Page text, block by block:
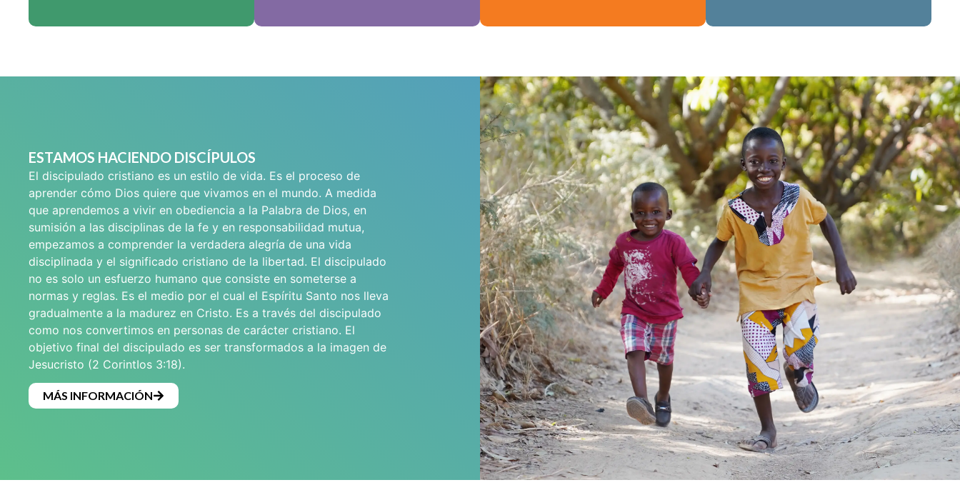
ESTAMOS HACIENDO DISCÍPULOS
El discipulado cristiano es un estilo de vida. Es el proceso de
aprender cómo Dios quiere que vivamos en el mundo. A medida
que aprendemos a vivir en obediencia a la Palabra de Dios, en
sumisión a las disciplinas de la fe y en responsabilidad mutua,
empezamos a comprender la verdadera alegría de una vida
disciplinada y el significado cristiano de la libertad. El discipulado
no es solo un esfuerzo humano que consiste en someterse a
normas y reglas. Es el medio por el cual el Espíritu Santo nos lleva
gradualmente a la madurez en Cristo. Es a través del discipulado
como nos convertimos en personas de carácter cristiano. El
objetivo final del discipulado es ser transformados a la imagen de
Jesucristo (2 CorintIos 3:18).
MÁS INFORMACIÓN